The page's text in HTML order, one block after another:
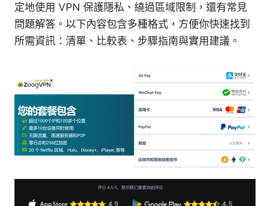
定地使用 VPN 保護隱私、繞過區域限制，還有常見
問題解答。以下內容包含多種格式，方便你快速找到
所需資訊：清單、比較表、步驟指南與實用建議。